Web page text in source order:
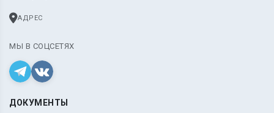
АДРЕС
МЫ В СОЦСЕТЯХ
ДОКУМЕНТЫ